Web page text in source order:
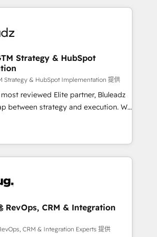
scalable, AI-ready systems that
value and a consistently strong
solutions. The question is
the operational hub, integrated with
Dynamics, custom ERPs, and any
Proprietary apps extend
standard configurations. -AI-
customer-facing operations to
at scale. From predictive
AI, we turn data into
Strategy & HubSpot
Strategy & HubSpot Implementation 提供
reviewed Elite partner, Bluleadz
between strategy and execution. We
tools" — we install the GTM
(GTM OS) to align your leadership
portal that drives predictable
Fix your ICP, Math, and Story to stop
Zero-technical-debt setup
validated by our 7 HubSpot
AI,
RevOps, CRM & Integration
CRM & Integration Experts 提供